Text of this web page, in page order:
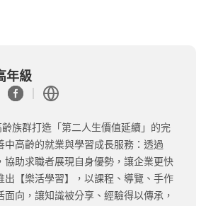
年級
族群打造「第二人生價值延續」的完
中高齡的就業與學習成長服務：透過
協助求職者展現自身優勢，讓企業更快
出【樂活學習】，以課程、導覽、手作
向，讓知識被分享、經驗得以傳承，